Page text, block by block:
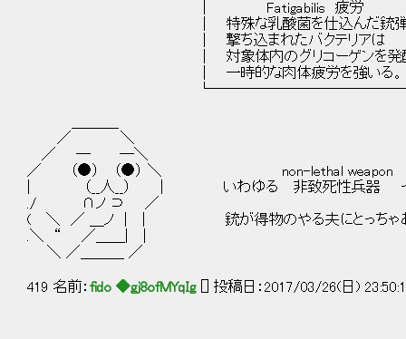
│ Fatigabilis 疲
│ 特殊な乳酸菌を仕込んだ
│ 撃ち込まれたバクテ
│ 対象体内のグリコーゲンを発酵、
│ 一時的な肉体疲労を強
／ ＼
／ ─ ─＼
／ （●） （●） ＼ non-lethal weapon
| （__人__） | いわゆる 非致死性兵器 って
./ ∩ノ ⊃ ／
( ＼ ／ ＿ノ | | 銃が得物のやる夫にとっちゃあり
.＼ “ ／＿＿| |
＼ ／＿＿＿ ／
419 名前： fido ◆gj8ofMYqIg [] 投稿日：2017/03/26(日)